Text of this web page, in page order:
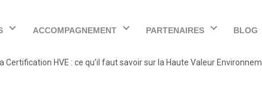
ACCOMPAGNEMENT PARTENAIRES BLOG
Certification HVE : ce qu’il faut savoir sur la Haute Valeur